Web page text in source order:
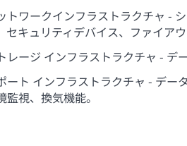
トワークインフラストラクチャ -
セキュリティデバイス、ファイアウ
レージ インフラストラクチャ - デ
ート インフラストラクチャ - デー
監視、換気機能。